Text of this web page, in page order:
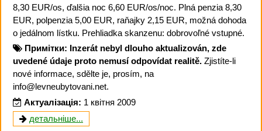
8,30 EUR/os, ďalšia noc 6,60 EUR/os/noc. Plná penzia 8,30
EUR, polpenzia 5,00 EUR, raňajky 2,15 EUR, možná dohoda
o jedálnom lístku. Prehliadka skanzenu: dobrovoľné vstupné.
Примітки: Inzerát nebyl dlouho aktualizován, zde
uvedené údaje proto nemusí odpovídat realitě. Zjistíte-li
nové informace, sdělte je, prosím, na
info@levneubytovani.net.
Актуалізація: 1 квітня 2009
детальніше...